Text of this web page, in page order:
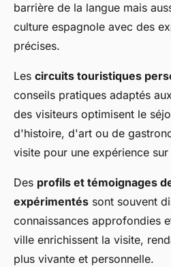
barrière de la langue mais
culture espagnole avec des
précises.
Les circuits touristiques
conseils pratiques adaptés
des visiteurs optimisent le
d'histoire, d'art ou de
visite pour une expérience sur
Des profils et témoignages
expérimentés sont souvent
connaissances approfondies
ville enrichissent la visite,
plus vivante et personnelle.